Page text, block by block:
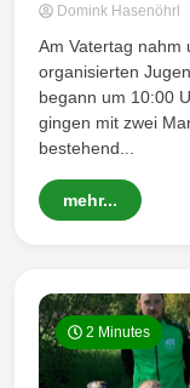
Domink Hasenöhrl
Am Vatertag nahm
organisierten
begann um 10:00
gingen mit zwei
bestehend...
mehr...
2 Minutes